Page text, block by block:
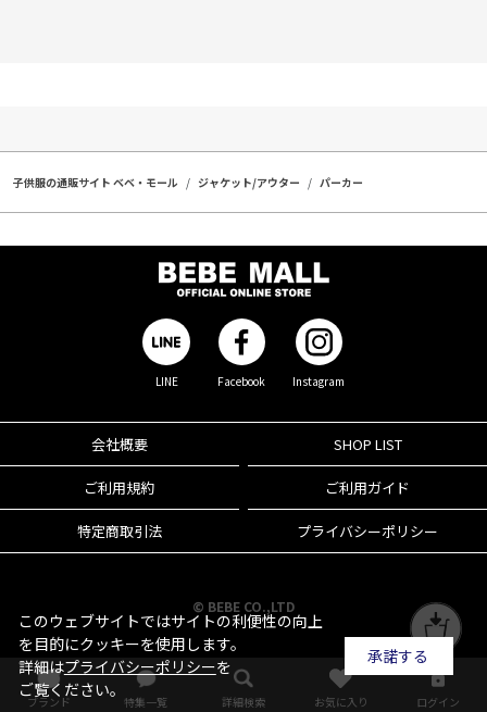
子供服の通販サイト ベベ・モール ジャケット/アウター パーカー
LINE Facebook Instagram
会社概要 SHOP LIST
ご利用規約 ご利用ガイド
特定商取引法 プライバシーポリシー
© BEBE CO.,LTD
ブランド 特集一覧 詳細検索 お気に入り ログイン
このウェブサイトではサイトの利便性の向上
を目的にクッキーを使用します。
詳細はプライバシーポリシーを
ご覧ください。
承諾する